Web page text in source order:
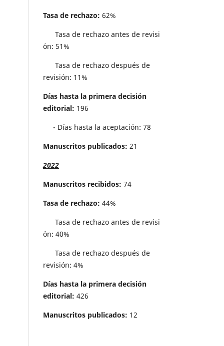
Tasa de rechazo: 62%
Tasa de rechazo antes de revisi
´on: 51%
Tasa de rechazo después de
revisión: 11%
Días hasta la primera decisión
editorial: 196
- Días hasta la aceptación: 78
Manuscritos publicados: 21
2022
Manuscritos recibidos: 74
Tasa de rechazo: 44%
Tasa de rechazo antes de revisi
´on: 40%
Tasa de rechazo después de
revisión: 4%
Días hasta la primera decisión
editorial: 426
Manuscritos publicados: 12